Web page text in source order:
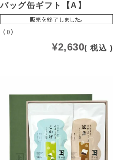
バッグ缶ギフト【A】
販売を終了しました。
（0）
¥2,630 税込